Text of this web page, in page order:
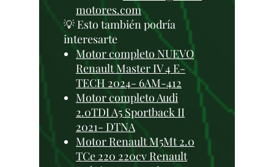
motores.com
💡 Esto también podría
interesarte
Motor completo NUEVO
Renault Master IV 4 E-
TECH 2024- 6AM-412
Motor completo Audi
2.0TDI A5 Sportback II
2021- DTNA
Motor Renault M5Mt 2.0
TCe 220 220cv Renault